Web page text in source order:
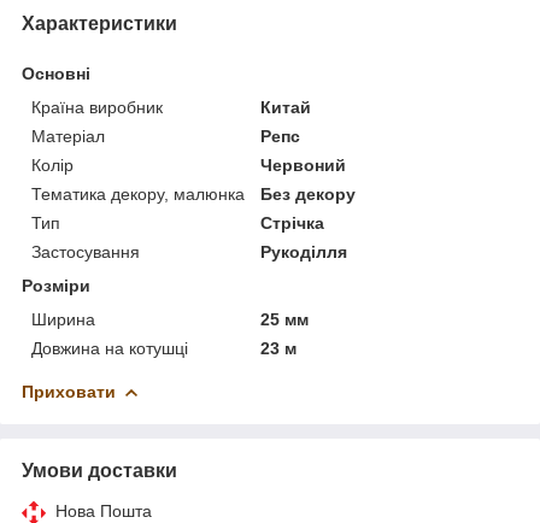
Характеристики
Основні
Країна виробник
Китай
Матеріал
Репс
Колір
Червоний
Тематика декору, малюнка
Без декору
Тип
Стрічка
Застосування
Рукоділля
Розміри
Ширина
25 мм
Довжина на котушці
23 м
Приховати
Умови доставки
Нова Пошта